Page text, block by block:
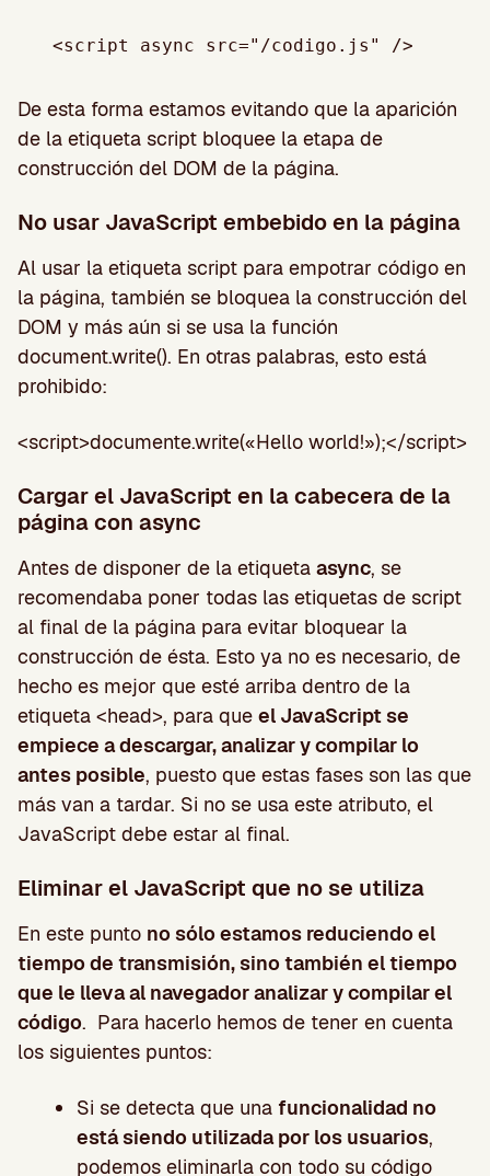
<script async src="/codigo.js" />
De esta forma estamos evitando que la aparición
de la etiqueta script bloquee la etapa de
construcción del DOM de la página.
No usar JavaScript embebido en la página
Al usar la etiqueta script para empotrar código en
la página, también se bloquea la construcción del
DOM y más aún si se usa la función
document.write(). En otras palabras, esto está
prohibido:
<script>documente.write(«Hello world!»);</script>
Cargar el JavaScript en la cabecera de la
página con async
Antes de disponer de la etiqueta async, se
recomendaba poner todas las etiquetas de script
al final de la página para evitar bloquear la
construcción de ésta. Esto ya no es necesario, de
hecho es mejor que esté arriba dentro de la
etiqueta <head>, para que el JavaScript se
empiece a descargar, analizar y compilar lo
antes posible, puesto que estas fases son las que
más van a tardar. Si no se usa este atributo, el
JavaScript debe estar al final.
Eliminar el JavaScript que no se utiliza
En este punto no sólo estamos reduciendo el
tiempo de transmisión, sino también el tiempo
que le lleva al navegador analizar y compilar el
código. Para hacerlo hemos de tener en cuenta
los siguientes puntos:
Si se detecta que una funcionalidad no
está siendo utilizada por los usuarios,
podemos eliminarla con todo su código